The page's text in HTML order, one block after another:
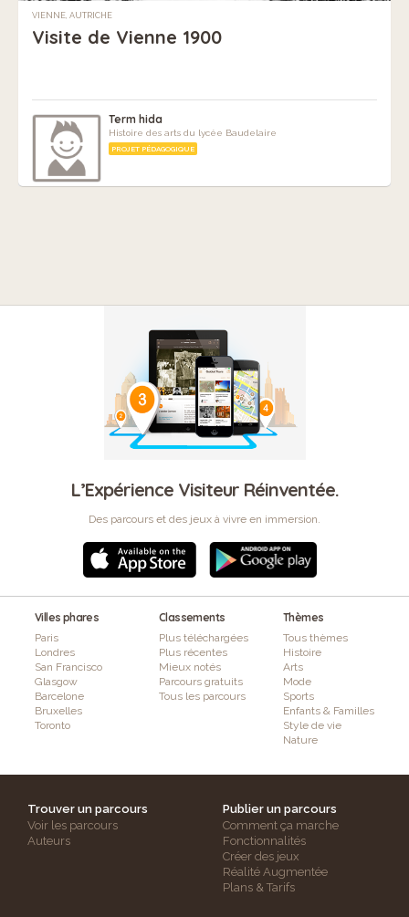
VIENNE, AUTRICHE
Visite de Vienne 1900
Term hida
Histoire des arts du lycée Baudelaire
PROJET PÉDAGOGIQUE
L’Expérience Visiteur Réinventée.
Des parcours et des jeux à vivre en immersion.
Villes phares
Paris
Londres
San Francisco
Glasgow
Barcelone
Bruxelles
Toronto
Classements
Plus téléchargées
Plus récentes
Mieux notés
Parcours gratuits
Tous les parcours
Thèmes
Tous thèmes
Histoire
Arts
Mode
Sports
Enfants & Familles
Style de vie
Nature
Trouver un parcours
Voir les parcours
Auteurs
Publier un parcours
Comment ça marche
Fonctionnalités
Créer des jeux
Réalité Augmentée
Plans & Tarifs